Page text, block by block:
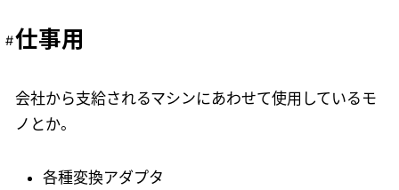
仕事用
会社から支給されるマシンにあわせて使用しているモ
ノとか。
各種変換アダプタ